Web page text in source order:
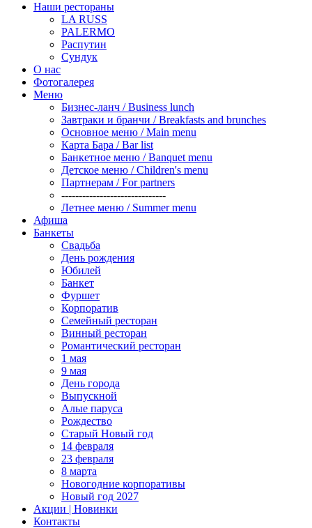
Наши рестораны
LA RUSS
PALERMO
Распутин
Сундук
О нас
Фотогалерея
Меню
Бизнес-ланч / Business lunch
Завтраки и бранчи / Breakfasts and brunches
Основное меню / Main menu
Карта Бара / Bar list
Банкетное меню / Banquet menu
Детское меню / Children's menu
Партнерам / For partners
------------------------------
Летнее меню / Summer menu
Афиша
Банкеты
Свадьба
День рождения
Юбилей
Банкет
Фуршет
Корпоратив
Семейный ресторан
Винный ресторан
Романтический ресторан
1 мая
9 мая
День города
Выпускной
Алые паруса
Рождество
Старый Новый год
14 февраля
23 февраля
8 марта
Новогодние корпоративы
Новый год 2027
Акции | Новинки
Контакты